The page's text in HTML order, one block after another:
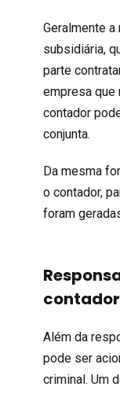
Geralmente
subsidiária,
parte
empresa que
contador
conjunta.
Da mesma
o contador,
foram
contador
Além da
pode ser
criminal. Um